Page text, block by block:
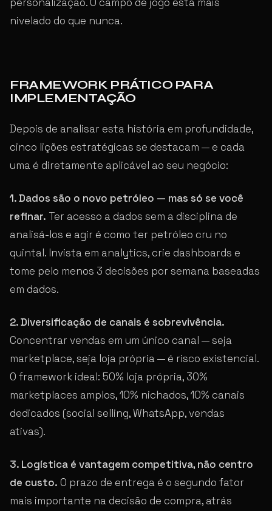
nivelado do que nunca.
FRAMEWORK PRÁTICO PARA
IMPLEMENTAÇÃO
Depois de analisar esta história em profundidade,
cinco lições estratégicas se destacam — e cada
uma é diretamente aplicável ao seu negócio:
1. Dados são o novo petróleo — mas só se você
refinar. Ter acesso a dados sem a disciplina de
analisá-los e agir é como ter petróleo cru no
quintal. Invista em analytics, crie dashboards e
tome pelo menos 3 decisões por semana baseadas
em dados.
2. Diversificação de canais é sobrevivência.
Concentrar vendas em um único canal — seja
marketplace, seja loja própria — é risco existencial.
O framework ideal: 50% loja própria, 30%
marketplaces amplos, 10% nichados, 10% canais
dedicados (social selling, WhatsApp, vendas
ativas).
3. Logística é vantagem competitiva, não centro
de custo. O prazo de entrega é o segundo fator
mais importante na decisão de compra, atrás